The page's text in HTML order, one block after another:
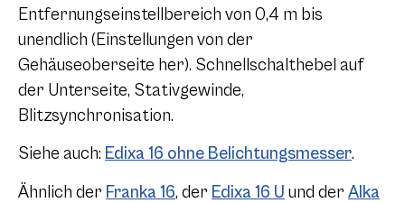
Entfernungseinstellbereich von 0,4 m bis
unendlich (Einstellungen von der
Gehäuseoberseite her). Schnellschalthebel auf
der Unterseite, Stativgewinde,
Blitzsynchronisation.
Siehe auch: Edixa 16 ohne Belichtungsmesser.
Ähnlich der Franka 16, der Edixa 16 U und der Alka